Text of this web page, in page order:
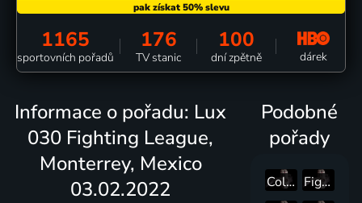
1165
sportovních pořadů
176
TV stanic
100
dní zpětně dárek
Informace o pořadu: Lux
030 Fighting League,
Monterrey, Mexico
03.02.2022
Podobné
pořady
Colosseum Tournament, Romania 30 September 2022
Fightbox King Of Kings World Series, Hamburg, Germany 25.08.2024